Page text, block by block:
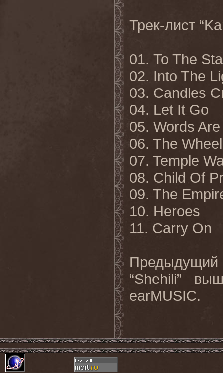
Трек-лист
01. To The
02. Into The
03. Candles
04. Let It Go
05. Words
06. The
07. Temple
08. Child Of
09. The
10. Heroes
11. Carry On
“Shehili”
earMUSIC.